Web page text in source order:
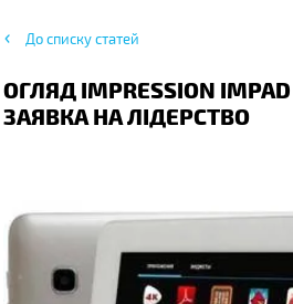
До списку статей
ОГЛЯД IMPRESSION
ЗАЯВКА НА ЛІДЕРСТВО